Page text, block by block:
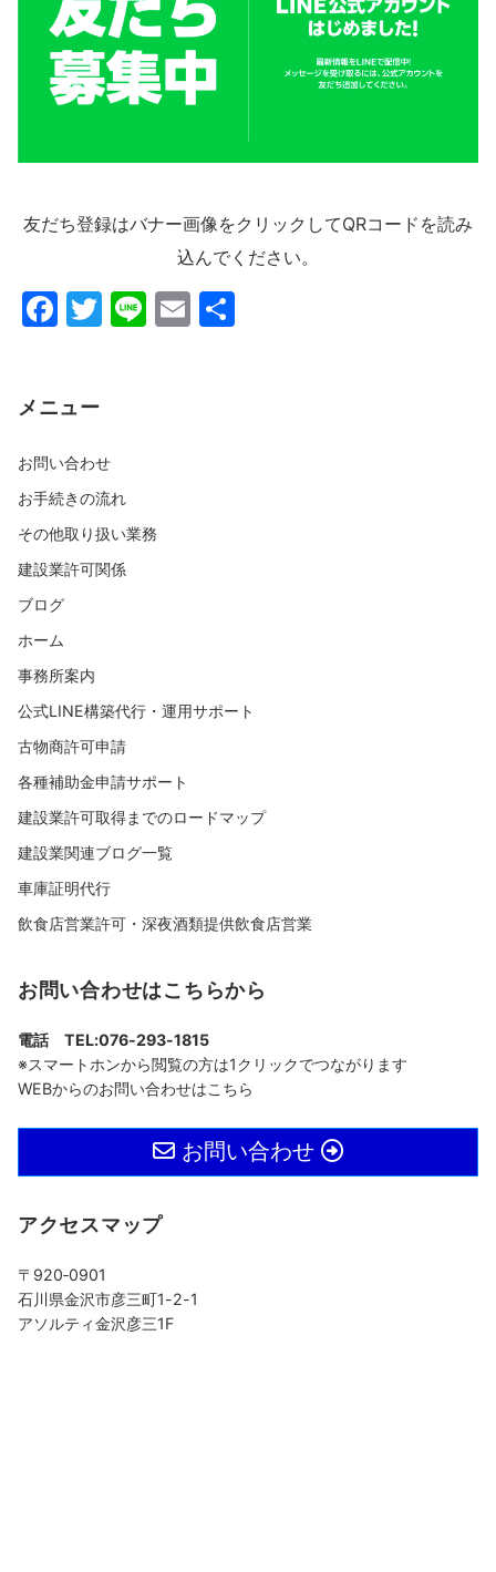
友だち登録はバナー画像をクリックしてQRコードを読み
込んでください。
F
e
b
o
o
k
T
Li E
メニュー
お問い合わせ
お手続きの流れ
その他取り扱い業務
建設業許可関係
ブログ
ホーム
事務所案内
公式LINE構築代行・運用サポート
古物商許可申請
各種補助金申請サポート
建設業許可取得までのロードマップ
建設業関連ブログ一覧
車庫証明代行
飲食店営業許可・深夜酒類提供飲食店営業
お問い合わせはこちらから
電話 TEL:076-293-1815
※スマートホンから閲覧の方は1クリックでつながります
WEBからのお問い合わせはこちら
お問い合わせ
アクセスマップ
〒920‐0901
石川県金沢市彦三町1-2-1
アソルティ金沢彦三1F